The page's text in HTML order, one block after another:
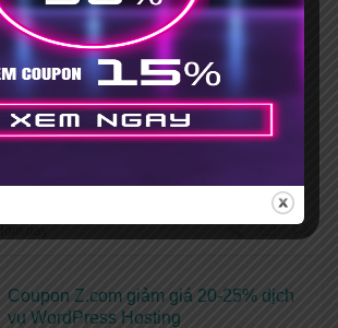
giá HOT
nay
Coupon Hostgator hosting chỉ 1
xu/tháng
Coupon Z.com giảm giá 20-25% dịch
vụ WordPress Hosting